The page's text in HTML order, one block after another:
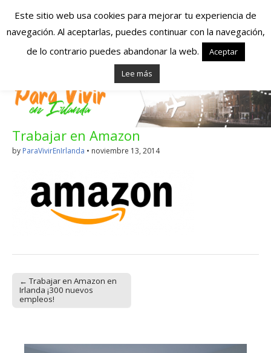
Españoles en
Irlanda – Vivir en
Irlanda – Trabajo
en Irlanda –
Alojamiento en
Irlanda
Trabajar en Amazon
by ParaVivirEnIrlanda • noviembre 13, 2014
Post navigation
← Trabajar en Amazon en
Irlanda ¡300 nuevos
empleos!
Este sitio web usa cookies para mejorar tu experiencia de
navegación. Al aceptarlas, puedes continuar con la navegación,
de lo contrario puedes abandonar la web.
Aceptar
Lee más